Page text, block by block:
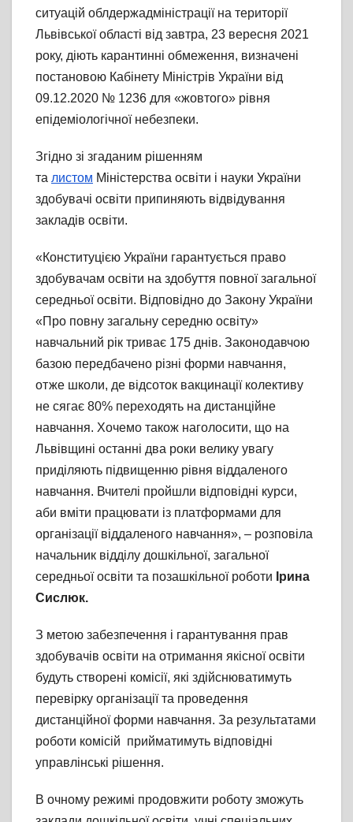
ситуацій облдержадміністрації на території
Львівської області від завтра, 23 вересня 2021
року, діють карантинні обмеження, визначені
постановою Кабінету Міністрів України від
09.12.2020 № 1236 для «жовтого» рівня
епідеміологічної небезпеки.
Згідно зі згаданим рішенням
та листом Міністерства освіти і науки України
здобувачі освіти припиняють відвідування
закладів освіти.
«Конституцією України гарантується право
здобувачам освіти на здобуття повної загальної
середньої освіти. Відповідно до Закону України
«Про повну загальну середню освіту»
навчальний рік триває 175 днів. Законодавчою
базою передбачено різні форми навчання,
отже школи, де відсоток вакцинації колективу
не сягає 80% переходять на дистанційне
навчання. Хочемо також наголосити, що на
Львівщині останні два роки велику увагу
приділяють підвищенню рівня віддаленого
навчання. Вчителі пройшли відповідні курси,
аби вміти працювати із платформами для
організації віддаленого навчання», – розповіла
начальник відділу дошкільної, загальної
середньої освіти та позашкільної роботи Ірина
Сислюк.
З метою забезпечення і гарантування прав
здобувачів освіти на отримання якісної освіти
будуть створені комісії, які здійснюватимуть
перевірку організації та проведення
дистанційної форми навчання. За результатами
роботи комісій прийматимуть відповідні
управлінські рішення.
В очному режимі продовжити роботу зможуть